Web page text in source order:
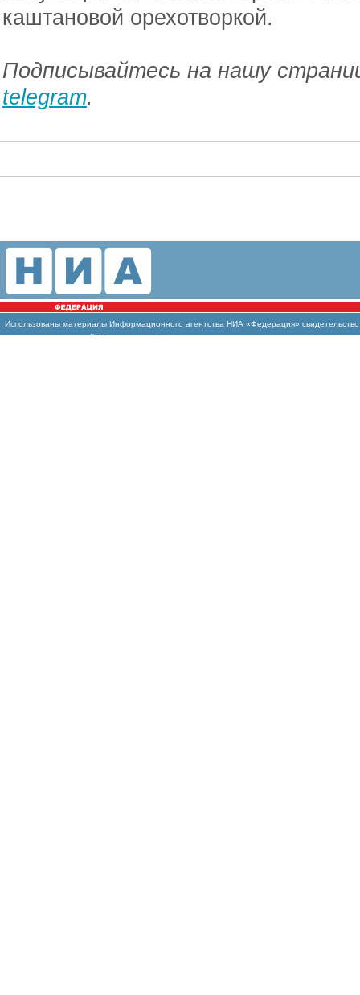
каштановой орехотворкой.
Подписывайтесь на нашу
telegram.
Использованы материалы Информационного агентства НИА «Федерация»
массовых коммуникаций (Роскомнадзор)